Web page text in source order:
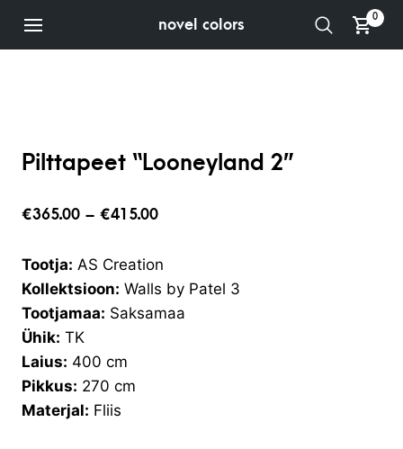
novel colors 0
Pilttapeet “Looneyland 2”
€365.00 – €415.00
Tootja: AS Creation
Kollektsioon: Walls by Patel 3
Tootjamaa: Saksamaa
Ühik: TK
Laius: 400 cm
Pikkus: 270 cm
Materjal: Fliis